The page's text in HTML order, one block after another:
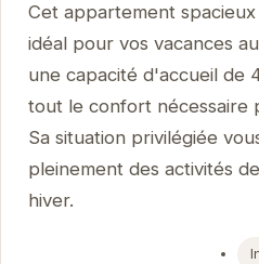
Cet appartement
idéal pour vos vacances
une capacité d'accueil de
tout le confort nécessaire
Sa situation privilégiée
pleinement des activités
hiver.